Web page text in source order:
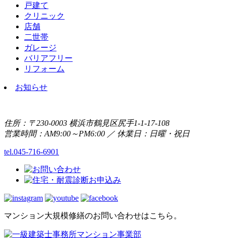
戸建て
クリニック
店舗
二世帯
ガレージ
バリアフリー
リフォーム
お知らせ
住所：〒230-0003 横浜市鶴見区尻手1-1-17-108
営業時間：AM9:00～PM6:00 ／ 休業日：日曜・祝日
tel.045-716-6901
マンション大規模修繕のお問い合わせはこちら。